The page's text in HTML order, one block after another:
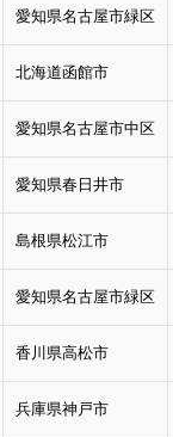
愛知県名古屋市緑区
北海道函館市
愛知県名古屋市中区
愛知県春日井市
島根県松江市
愛知県名古屋市緑区
香川県高松市
兵庫県神戸市